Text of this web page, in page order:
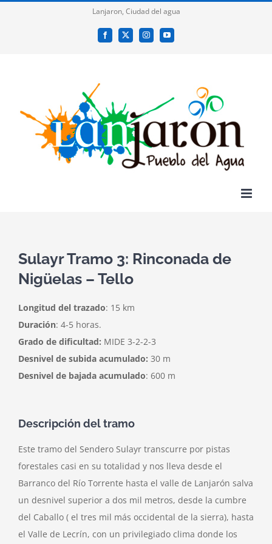
Lanjaron, Ciudad del agua
Facebook
X InstagramYouTube
Sulayr Tramo 3: Rinconada de
Nigüelas – Tello
Longitud del trazado: 15 km
Duración: 4-5 horas.
Grado de dificultad: MIDE 3-2-2-3
Desnivel de subida acumulado: 30 m
Desnivel de bajada acumulado: 600 m
Descripción del tramo
Este tramo del Sendero Sulayr transcurre por pistas
forestales casi en su totalidad y nos lleva desde el
Barranco del Río Torrente hasta el valle de Lanjarón salva
un desnivel superior a dos mil metros, desde la cumbre
del Caballo ( el tres mil más occidental de la sierra), hasta
el Valle de Lecrín, con un privilegiado clima donde los